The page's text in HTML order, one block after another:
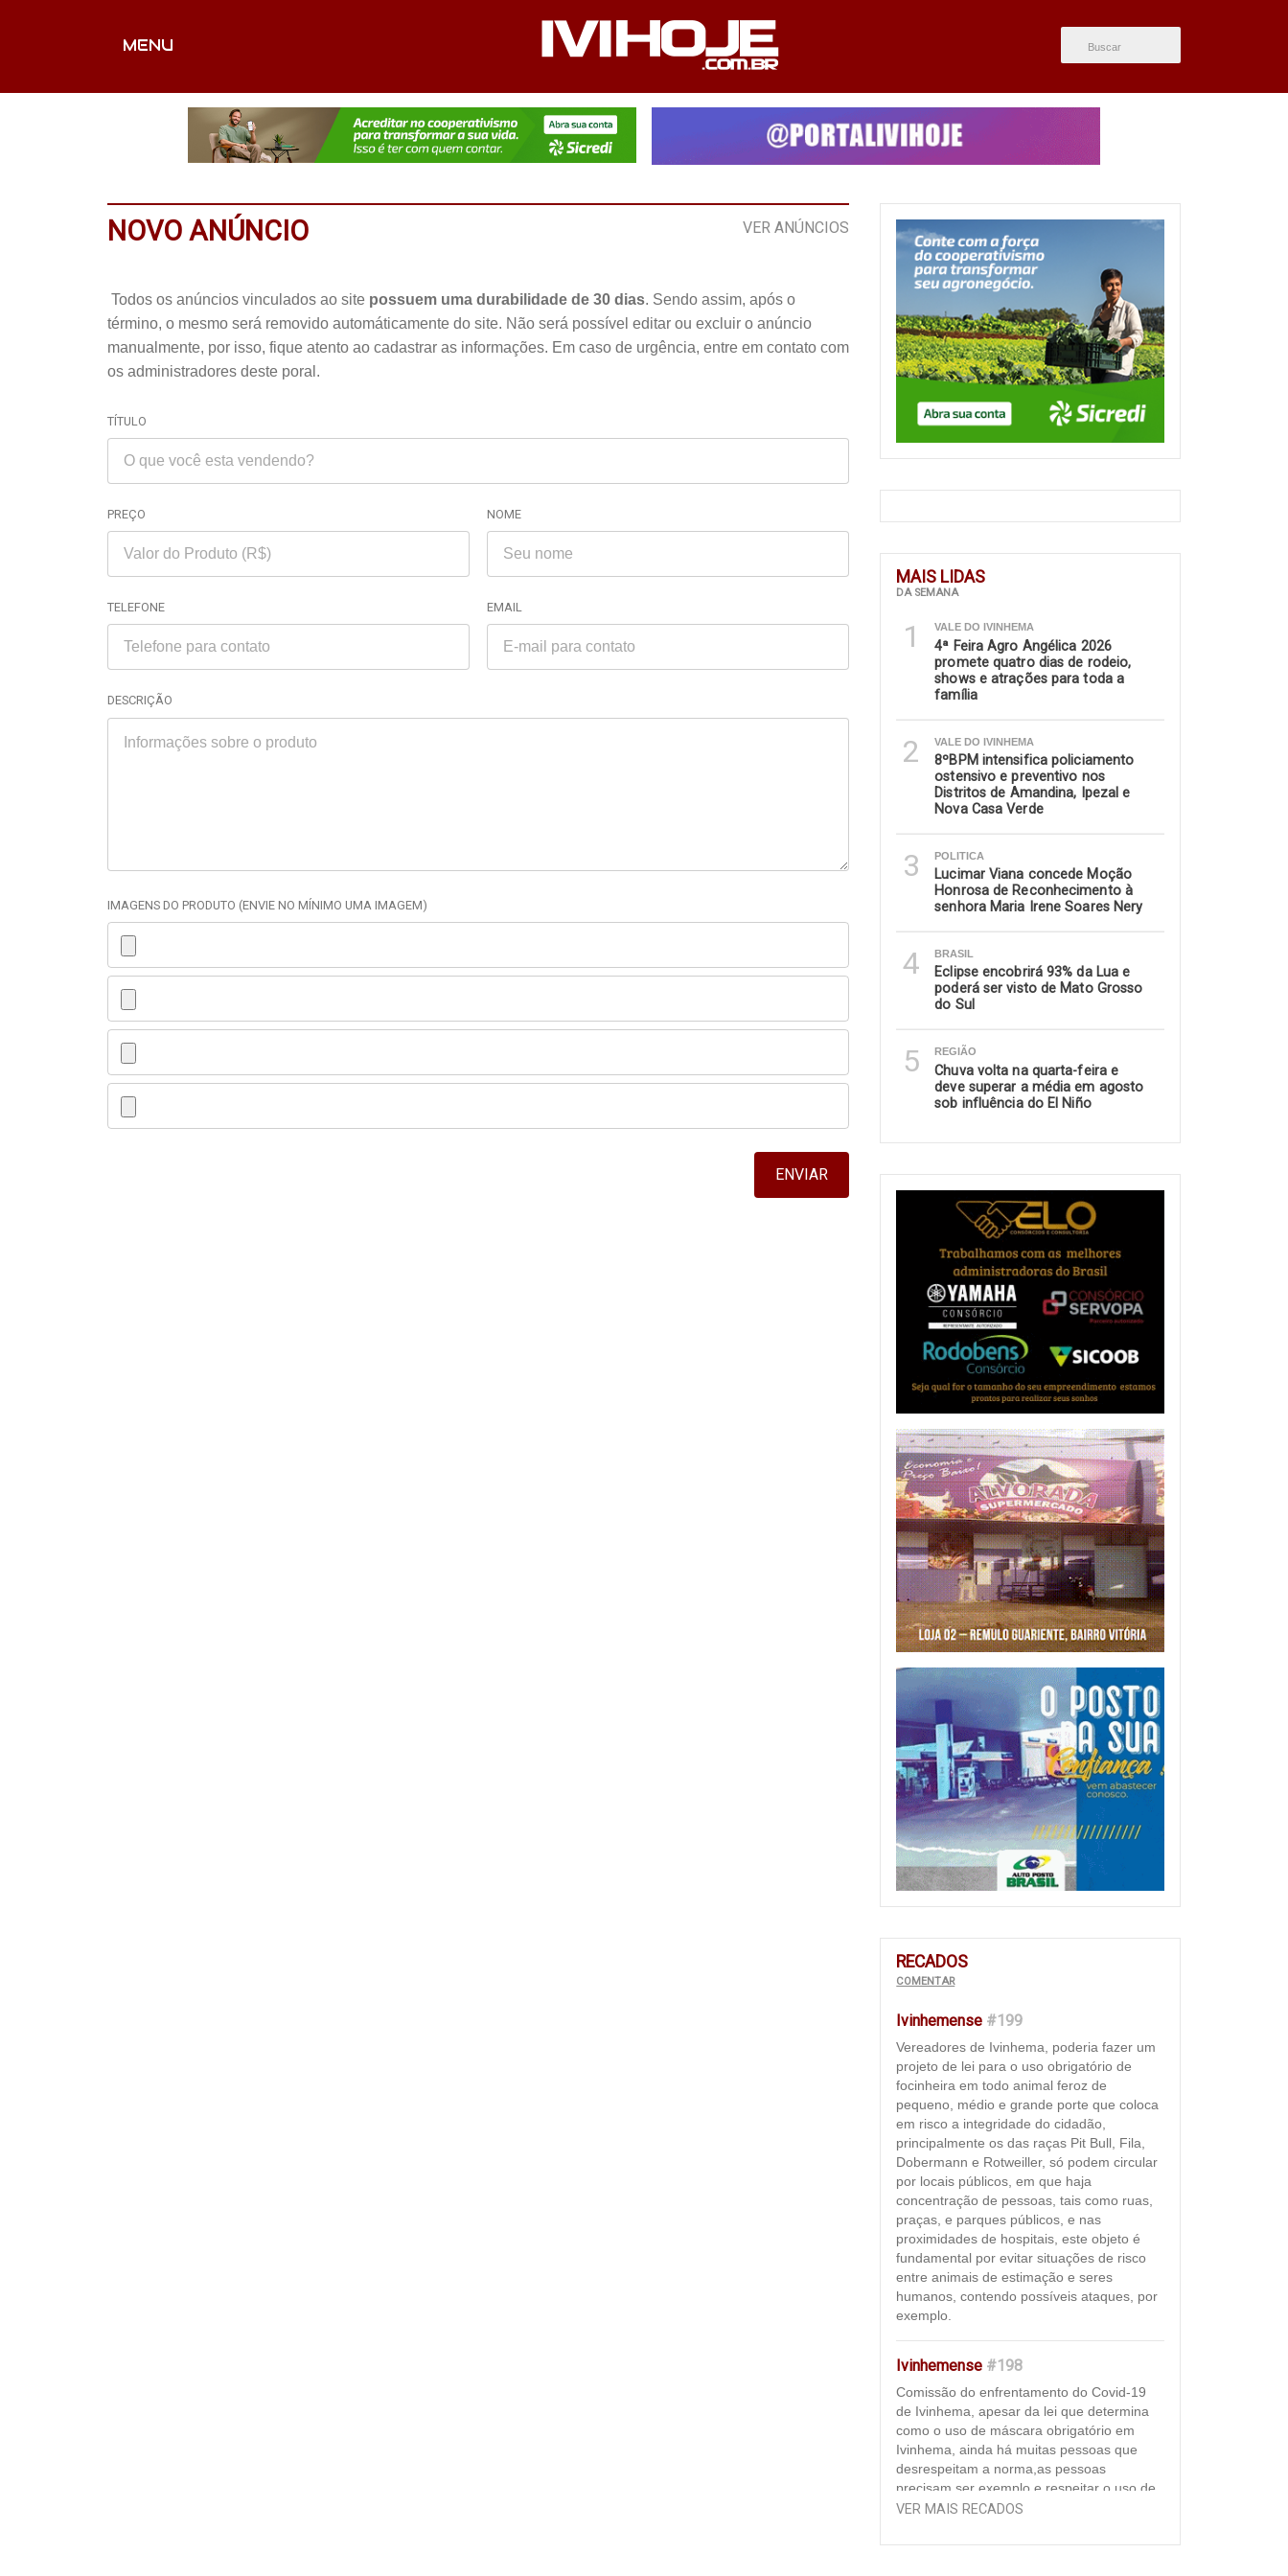
MENU
FALE CONOSCO
NOVO ANÚNCIO VER ANÚNCIOS
Todos os anúncios vinculados ao site possuem uma durabilidade de 30 dias. Sendo assim, após o
término, o mesmo será removido automáticamente do site. Não será possível editar ou excluir o anúncio
manualmente, por isso, fique atento ao cadastrar as informações. Em caso de urgência, entre em contato com
os administradores deste poral.
TÍTULO
PREÇO NOME
TELEFONE EMAIL
DESCRIÇÃO
IMAGENS DO PRODUTO (ENVIE NO MÍNIMO UMA IMAGEM)
MAIS LIDAS
DA SEMANA
1 VALE DO IVINHEMA
4ª Feira Agro Angélica 2026
promete quatro dias de rodeio,
shows e atrações para toda a
família
2 VALE DO IVINHEMA
8ºBPM intensifica policiamento
ostensivo e preventivo nos
Distritos de Amandina, Ipezal e
Nova Casa Verde
3 POLITICA
Lucimar Viana concede Moção
Honrosa de Reconhecimento à
senhora Maria Irene Soares Nery
4 BRASIL
Eclipse encobrirá 93% da Lua e
poderá ser visto de Mato Grosso
do Sul
5 REGIÃO
Chuva volta na quarta-feira e
deve superar a média em agosto
sob influência do El Niño
RECADOS
COMENTAR
Ivinhemense #199
Vereadores de Ivinhema, poderia fazer um
projeto de lei para o uso obrigatório de
focinheira em todo animal feroz de
pequeno, médio e grande porte que coloca
em risco a integridade do cidadão,
principalmente os das raças Pit Bull, Fila,
Dobermann e Rotweiller, só podem circular
por locais públicos, em que haja
concentração de pessoas, tais como ruas,
praças, e parques públicos, e nas
proximidades de hospitais, este objeto é
fundamental por evitar situações de risco
entre animais de estimação e seres
humanos, contendo possíveis ataques, por
exemplo.
Ivinhemense #198
Comissão do enfrentamento do Covid-19
de Ivinhema, apesar da lei que determina
como o uso de máscara obrigatório em
Ivinhema, ainda há muitas pessoas que
desrespeitam a norma,as pessoas
precisam ser exemplo e respeitar o uso de
máscara como "regra de convivência". Ao
o vírus que pode estar circulando à sua
VER MAIS RECADOS